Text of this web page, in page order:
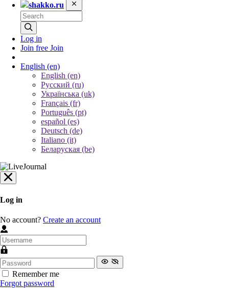
shakko.ru
Log in
Join free Join
English (en)
English (en)
Русский (ru)
Українська (uk)
Français (fr)
Português (pt)
español (es)
Deutsch (de)
Italiano (it)
Беларуская (be)
Log in
No account? Create an account
Remember me
Forgot password